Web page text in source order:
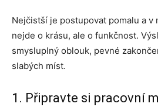
Nejčistší je postupovat pomalu a v
nejde o krásu, ale o funkčnost.
smysluplný oblouk, pevné
slabých míst.
1. Připravte si pracovní